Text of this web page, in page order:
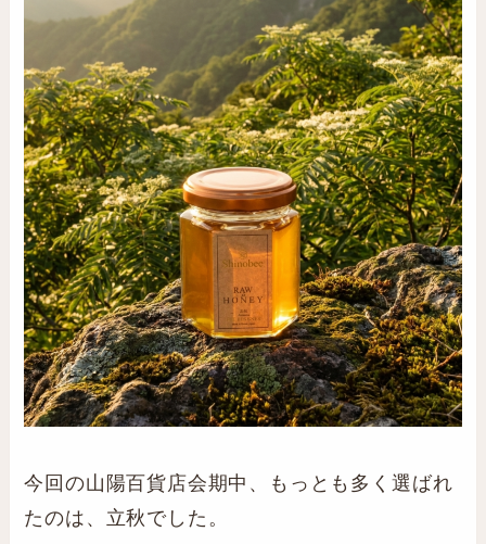
今回の山陽百貨店会期中、もっとも多く選ばれ
たのは、立秋でした。